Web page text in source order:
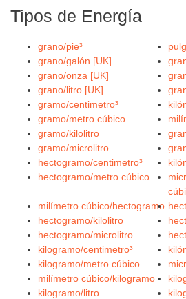
Tipos de Energía
grano/pie³
grano/galón [UK]
grano/onza [UK]
grano/litro [UK]
gramo/centimetro³
gramo/metro cúbico
gramo/kilolitro
gramo/microlitro
hectogramo/centimetro³
hectogramo/metro cúbico
milímetro cúbico/hectogramo
hectogramo/kilolitro
hectogramo/microlitro
kilogramo/centimetro³
kilogramo/metro cúbico
milímetro cúbico/kilogramo
kilogramo/litro